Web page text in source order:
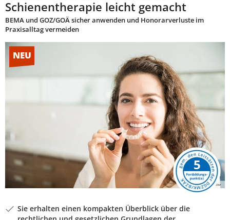
Schienentherapie leicht gemacht
BEMA und GOZ/GOÄ sicher anwenden und Honorarverluste im
Praxisalltag vermeiden
5
Sie erhalten einen kompakten Überblick über die